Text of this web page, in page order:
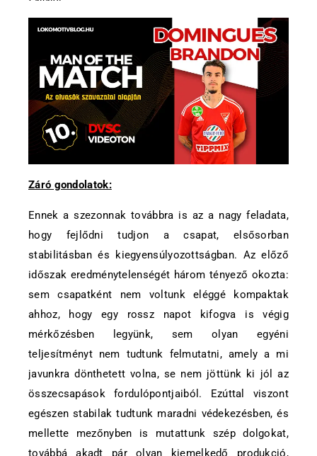
Záró gondolatok:
Ennek a szezonnak továbbra is az a nagy feladata,
hogy fejlődni tudjon a csapat, elsősorban
stabilitásban és kiegyensúlyozottságban. Az előző
időszak eredménytelenségét három tényező okozta:
sem csapatként nem voltunk eléggé kompaktak
ahhoz, hogy egy rossz napot kifogva is végig
mérkőzésben legyünk, sem olyan egyéni
teljesítményt nem tudtunk felmutatni, amely a mi
javunkra dönthetett volna, se nem jöttünk ki jól az
összecsapások fordulópontjaiból. Ezúttal viszont
egészen stabilak tudtunk maradni védekezésben, és
mellette mezőnyben is mutattunk szép dolgokat,
továbbá akadt pár olyan kiemelkedő produkció,